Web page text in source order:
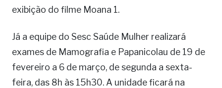
exibição do filme Moana 1.
Já a equipe do Sesc Saúde Mulher realizará
exames de Mamografia e Papanicolau de 19 de
fevereiro a 6 de março, de segunda a sexta-
feira, das 8h às 15h30. A unidade ficará na